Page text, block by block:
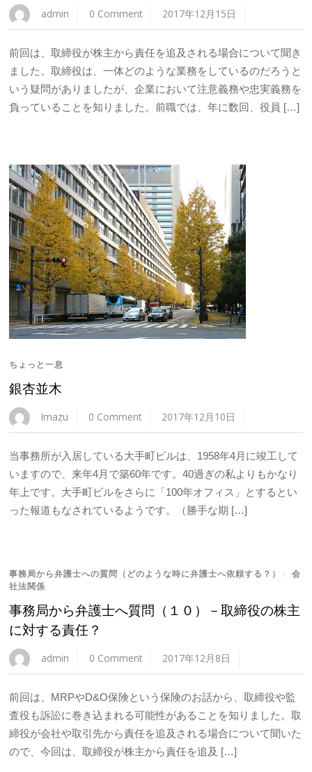
admin 0 Comment 2017年12月15日
前回は、取締役が株主から責任を追及される場合について聞き
ました。取締役は、一体どのような業務をしているのだろうと
いう疑問がありましたが、企業において注意義務や忠実義務を
負っていることを知りました。前職では、年に数回、役員 […]
ちょっと一息
銀杏並木
Imazu 0 Comment 2017年12月10日
当事務所が入居している大手町ビルは、1958年4月に竣工して
いますので、来年4月で築60年です。40過ぎの私よりもかなり
年上です。大手町ビルをさらに「100年オフィス」とするとい
った報道もなされているようです。（勝手な期 […]
事務局から弁護士への質問（どのような時に弁護士へ依頼する？） / 会
社法関係
事務局から弁護士へ質問（１０）－取締役の株主
に対する責任？
admin 0 Comment 2017年12月8日
前回は、MRPやD&O保険という保険のお話から、取締役や監
査役も訴訟に巻き込まれる可能性があることを知りました。取
締役が会社や取引先から責任を追及される場合について聞いた
ので、今回は、取締役が株主から責任を追及 […]